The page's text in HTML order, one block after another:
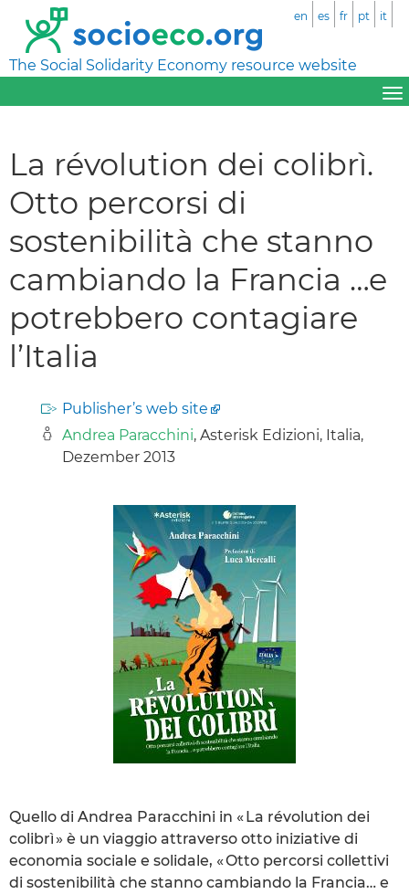
The Social Solidarity Economy resource website
en es fr pt it
La révolution dei colibrì.
Otto percorsi di
sostenibilità che stanno
cambiando la Francia …e
potrebbero contagiare
l’Italia
Publisher’s web site
Andrea Paracchini, Asterisk Edizioni, Italia,
Dezember 2013
Quello di Andrea Paracchini in « La révolution dei
colibrì » è un viaggio attraverso otto iniziative di
economia sociale e solidale, « Otto percorsi collettivi
di sostenibilità che stanno cambiando la Francia… e